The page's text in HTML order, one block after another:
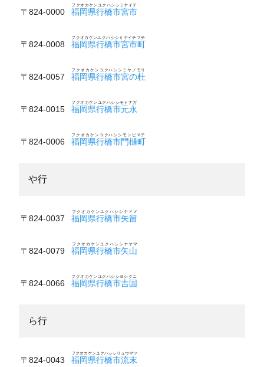
〒824-0000 福岡県行橋市宮市
フクオカケンユクハシシミヤイチ
〒824-0008 福岡県行橋市宮市町
フクオカケンユクハシシミヤイチマチ
〒824-0057 福岡県行橋市宮の杜
フクオカケンユクハシシミヤノモリ
〒824-0015 福岡県行橋市元永
フクオカケンユクハシシモトナガ
〒824-0006 福岡県行橋市門樋町
フクオカケンユクハシシモンピマチ
や行
〒824-0037 福岡県行橋市矢留
フクオカケンユクハシシヤドメ
〒824-0079 福岡県行橋市矢山
フクオカケンユクハシシヤヤマ
〒824-0066 福岡県行橋市吉国
フクオカケンユクハシシヨシクニ
ら行
〒824-0043 福岡県行橋市流末
フクオカケンユクハシシリュウマツ